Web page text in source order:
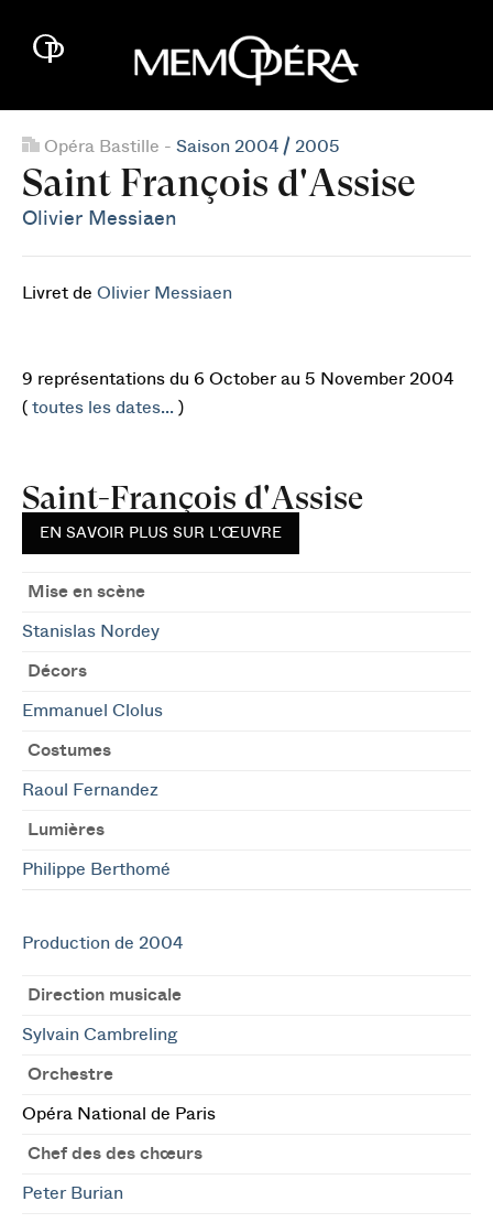
Opéra Bastille - Saison 2004 / 2005
Saint François d'Assise
Olivier Messiaen
Livret de Olivier Messiaen
9 représentations du 6 October au 5 November 2004
( toutes les dates... )
Saint-François d'Assise
EN SAVOIR PLUS SUR L'ŒUVRE
Mise en scène
Stanislas Nordey
Décors
Emmanuel Clolus
Costumes
Raoul Fernandez
Lumières
Philippe Berthomé
Production de 2004
Direction musicale
Sylvain Cambreling
Orchestre
Opéra National de Paris
Chef des des chœurs
Peter Burian